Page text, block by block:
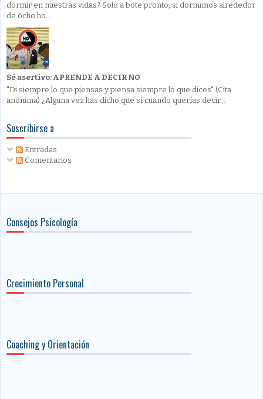
dormir en nuestras vidas? Solo a bote pronto, si dormimos alrededor
de ocho ho...
Sé asertivo: APRENDE A DECIR NO
"Di siempre lo que piensas y piensa siempre lo que dices" (Cita
anónima) ¿Alguna vez has dicho que sí cuando querías decir...
Suscribirse a
Entradas
Comentarios
Consejos Psicología
Crecimiento Personal
Coaching y Orientación